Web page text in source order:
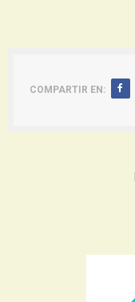
COMPARTIR EN: